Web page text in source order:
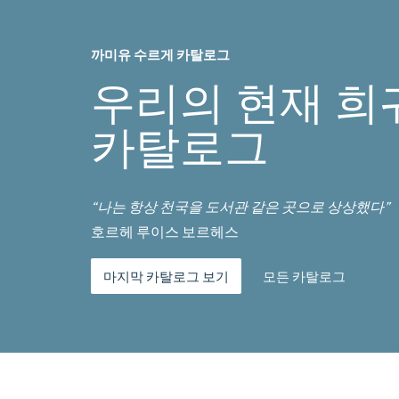
까미유 수르게 카탈로그
우리의 현재 희
카탈로그
“나는 항상 천국을 도서관 같은 곳으로 상상했다”
호르헤 루이스 보르헤스
마지막 카탈로그 보기 모든 카탈로그